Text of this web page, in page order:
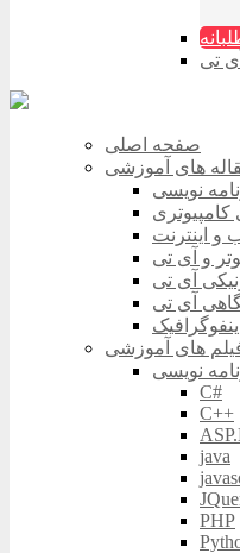
تی
صفحه اصلی
های آموزشی
نویسی
و اینترنت
و آی تی
آی تی
آی تی
اینفوگرافیک
های آموزشی
نویسی
C#
C++
java
PHP